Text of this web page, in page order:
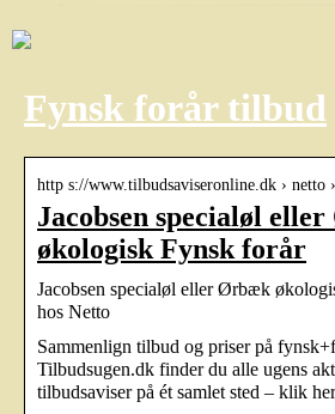
Fynsk forår tilbud
http s://www.tilbudsaviseronline.dk › netto
Jacobsen specialøl
økologisk Fynsk forår
Jacobsen specialøl eller Ørbæk
hos Netto
Sammenlign tilbud og priser på
Tilbudsugen.dk finder du alle ugens
tilbudsaviser på ét samlet sted – klik